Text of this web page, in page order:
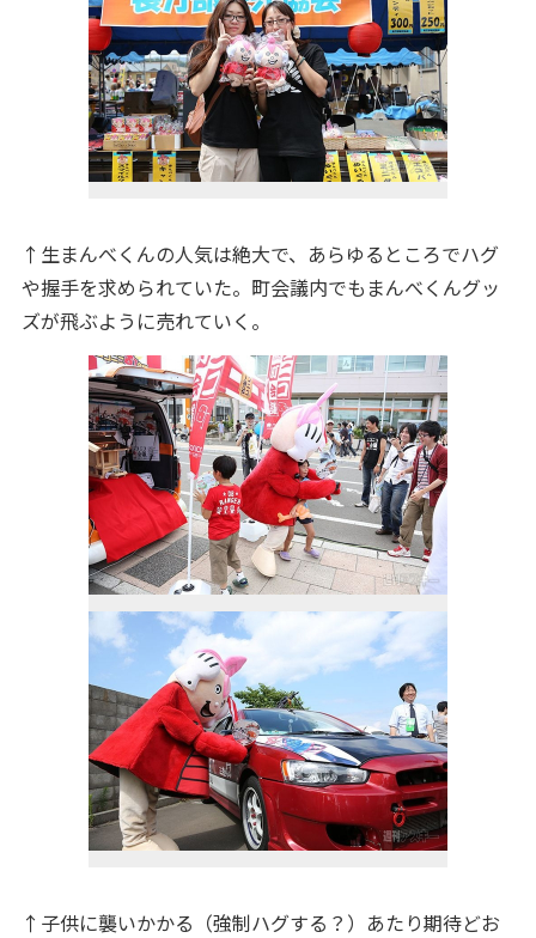
↑生まんべくんの人気は絶大で、あらゆるところでハグ
や握手を求められていた。町会議内でもまんべくんグッ
ズが飛ぶように売れていく。
↑子供に襲いかかる（強制ハグする？）あたり期待どお